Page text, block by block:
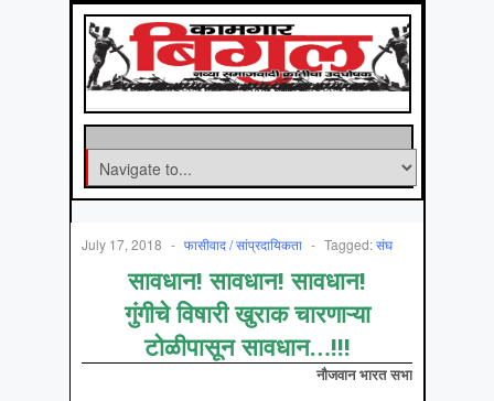
July 17, 2018 - फासीवाद / सांप्रदायिकता - Tagged:संघ
सावधान! सावधान! सावधान!
गुंगीचे विषारी खुराक चारणाऱ्या
टोळीपासून सावधान…!!!
नौजवान भारत सभा